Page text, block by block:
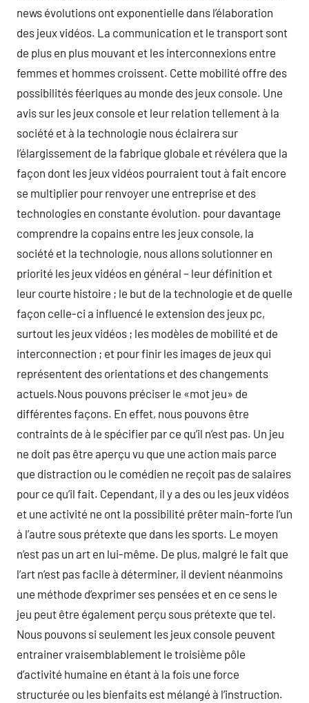
news évolutions ont exponentielle dans l’élaboration
des jeux vidéos. La communication et le transport sont
de plus en plus mouvant et les interconnexions entre
femmes et hommes croissent. Cette mobilité offre des
possibilités féeriques au monde des jeux console. Une
avis sur les jeux console et leur relation tellement à la
société et à la technologie nous éclairera sur
l’élargissement de la fabrique globale et révélera que la
façon dont les jeux vidéos pourraient tout à fait encore
se multiplier pour renvoyer une entreprise et des
technologies en constante évolution. pour davantage
comprendre la copains entre les jeux console, la
société et la technologie, nous allons solutionner en
priorité les jeux vidéos en général – leur définition et
leur courte histoire ; le but de la technologie et de quelle
façon celle-ci a influencé le extension des jeux pc,
surtout les jeux vidéos ; les modèles de mobilité et de
interconnection ; et pour finir les images de jeux qui
représentent des orientations et des changements
actuels.Nous pouvons préciser le «mot jeu» de
différentes façons. En effet, nous pouvons être
contraints de à le spécifier par ce qu’il n’est pas. Un jeu
ne doit pas être aperçu vu que une action mais parce
que distraction ou le comédien ne reçoit pas de salaires
pour ce qu’il fait. Cependant, il y a des ou les jeux vidéos
et une activité ne ont la possibilité prêter main-forte l’un
à l’autre sous prétexte que dans les sports. Le moyen
n’est pas un art en lui-même. De plus, malgré le fait que
l’art n’est pas facile à déterminer, il devient néanmoins
une méthode d’exprimer ses pensées et en ce sens le
jeu peut être également perçu sous prétexte que tel.
Nous pouvons si seulement les jeux console peuvent
entrainer vraisemblablement le troisième pôle
d’activité humaine en étant à la fois une force
structurée ou les bienfaits est mélangé à l’instruction.